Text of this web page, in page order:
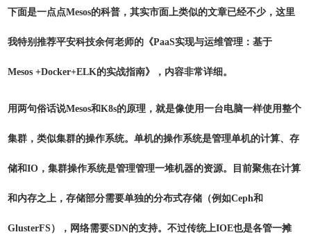
下面是一点点Mesos的科普，其实市面上类似的文章已经不少，这里
我特别推荐平安科技余何老师的《PaaS实现与运维管理：基于
Mesos +Docker+ELK的实战指南》，内容非常详细。
用两句俗话说Mesos和K8s的原理，就是像使用一台电脑一样使用整个
集群，类似集群的操作系统。单机的操作系统是管理单机的计算、存
储和IO，集群操作系统是管理管理一堆机器的资源。目前聚焦在计算
和内存之上，存储部分需要单独的分布式存储（例如Ceph和
GlusterFS），网络需要SDN的支持。不过传统上IOE也是各管一摊